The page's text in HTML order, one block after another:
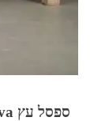
ספסל עץ Diva